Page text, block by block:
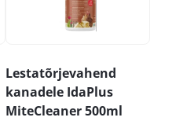
Lestatõrjevahend
kanadele IdaPlus
MiteCleaner 500ml